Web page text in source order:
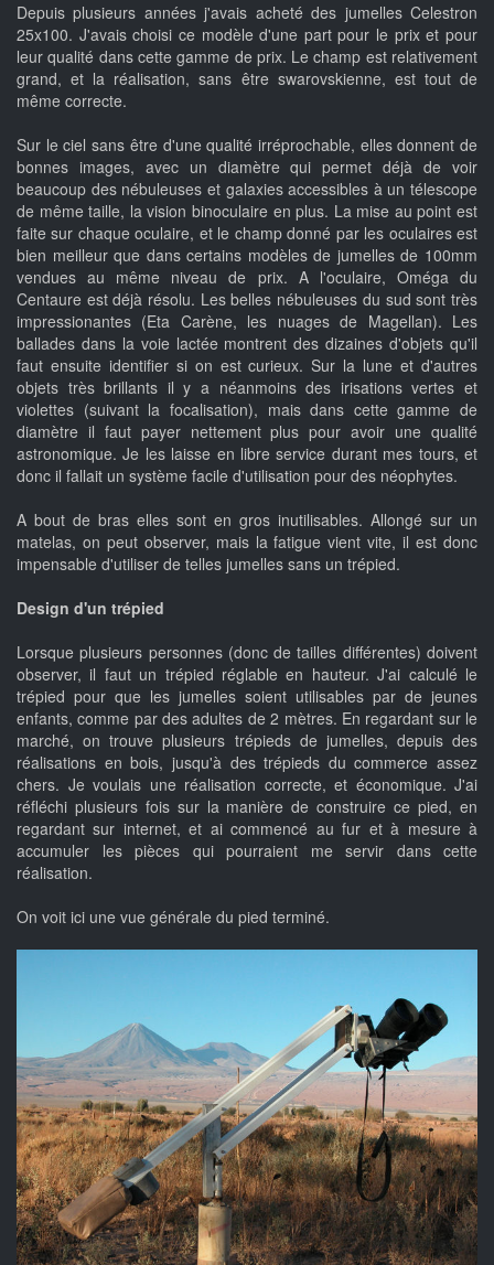
Depuis plusieurs années j'avais acheté des jumelles Celestron
25x100. J'avais choisi ce modèle d'une part pour le prix et pour
leur qualité dans cette gamme de prix. Le champ est relativement
grand, et la réalisation, sans être swarovskienne, est tout de
même correcte.
Sur le ciel sans être d'une qualité irréprochable, elles donnent de
bonnes images, avec un diamètre qui permet déjà de voir
beaucoup des nébuleuses et galaxies accessibles à un télescope
de même taille, la vision binoculaire en plus. La mise au point est
faite sur chaque oculaire, et le champ donné par les oculaires est
bien meilleur que dans certains modèles de jumelles de 100mm
vendues au même niveau de prix. A l'oculaire, Oméga du
Centaure est déjà résolu. Les belles nébuleuses du sud sont très
impressionantes (Eta Carène, les nuages de Magellan). Les
ballades dans la voie lactée montrent des dizaines d'objets qu'il
faut ensuite identifier si on est curieux. Sur la lune et d'autres
objets très brillants il y a néanmoins des irisations vertes et
violettes (suivant la focalisation), mais dans cette gamme de
diamètre il faut payer nettement plus pour avoir une qualité
astronomique. Je les laisse en libre service durant mes tours, et
donc il fallait un système facile d'utilisation pour des néophytes.
A bout de bras elles sont en gros inutilisables. Allongé sur un
matelas, on peut observer, mais la fatigue vient vite, il est donc
impensable d'utiliser de telles jumelles sans un trépied.
Design d'un trépied
Lorsque plusieurs personnes (donc de tailles différentes) doivent
observer, il faut un trépied réglable en hauteur. J'ai calculé le
trépied pour que les jumelles soient utilisables par de jeunes
enfants, comme par des adultes de 2 mètres. En regardant sur le
marché, on trouve plusieurs trépieds de jumelles, depuis des
réalisations en bois, jusqu'à des trépieds du commerce assez
chers. Je voulais une réalisation correcte, et économique. J'ai
réfléchi plusieurs fois sur la manière de construire ce pied, en
regardant sur internet, et ai commencé au fur et à mesure à
accumuler les pièces qui pourraient me servir dans cette
réalisation.
On voit ici une vue générale du pied terminé.